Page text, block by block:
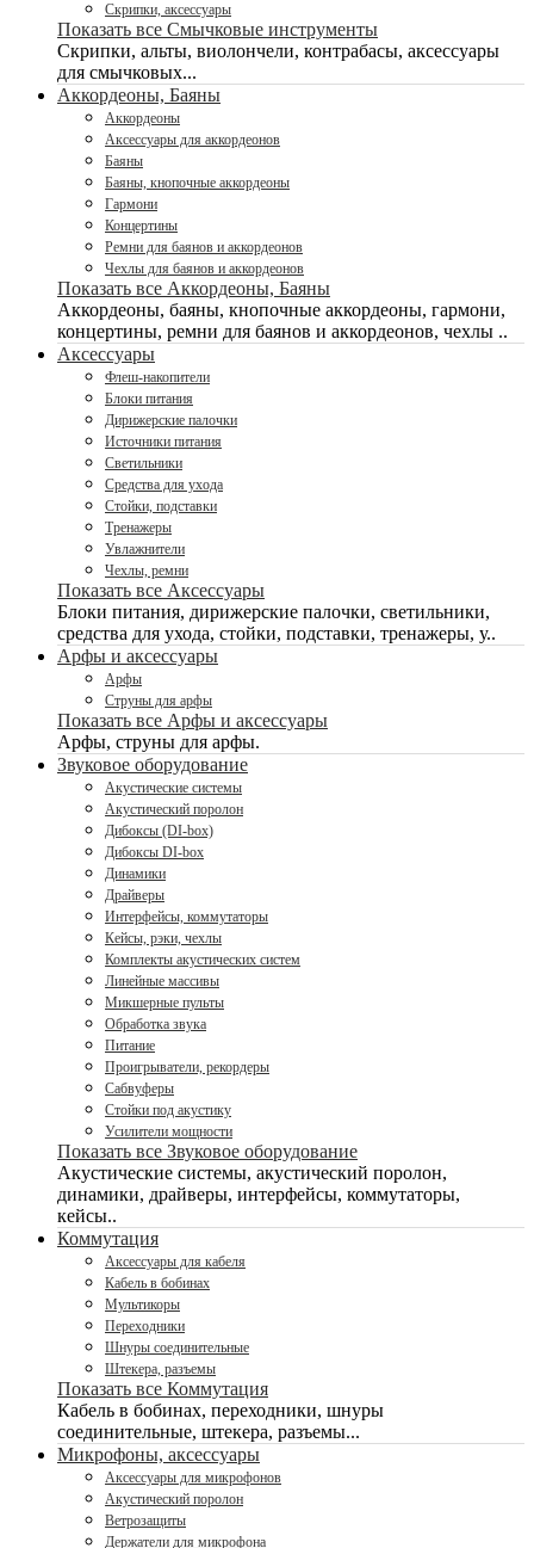
Скрипки, аксессуары
Показать все Смычковые инструменты
Скрипки, альты, виолончели, контрабасы, аксессуары
для смычковых...
Аккордеоны, Баяны
Аккордеоны
Аксессуары для аккордеонов
Баяны
Баяны, кнопочные аккордеоны
Гармони
Концертины
Ремни для баянов и аккордеонов
Чехлы для баянов и аккордеонов
Показать все Аккордеоны, Баяны
Аккордеоны, баяны, кнопочные аккордеоны, гармони,
концертины, ремни для баянов и аккордеонов, чехлы ..
Аксессуары
Флеш-накопители
Блоки питания
Дирижерские палочки
Источники питания
Светильники
Средства для ухода
Стойки, подставки
Тренажеры
Увлажнители
Чехлы, ремни
Показать все Аксессуары
Блоки питания, дирижерские палочки, светильники,
средства для ухода, стойки, подставки, тренажеры, у..
Арфы и аксессуары
Арфы
Струны для арфы
Показать все Арфы и аксессуары
Арфы, струны для арфы.
Звуковое оборудование
Акустические системы
Акустический поролон
Дибоксы (DI-box)
Дибоксы DI-box
Динамики
Драйверы
Интерфейсы, коммутаторы
Кейсы, рэки, чехлы
Комплекты акустических систем
Линейные массивы
Микшерные пульты
Обработка звука
Питание
Проигрыватели, рекордеры
Сабвуферы
Стойки под акустику
Усилители мощности
Показать все Звуковое оборудование
Акустические системы, акустический поролон,
динамики, драйверы, интерфейсы, коммутаторы,
кейсы..
Коммутация
Аксессуары для кабеля
Кабель в бобинах
Мультикоры
Переходники
Шнуры соединительные
Штекера, разъемы
Показать все Коммутация
Кабель в бобинах, переходники, шнуры
соединительные, штекера, разъемы...
Микрофоны, аксессуары
Аксессуары для микрофонов
Акустический поролон
Ветрозащиты
Держатели для микрофона